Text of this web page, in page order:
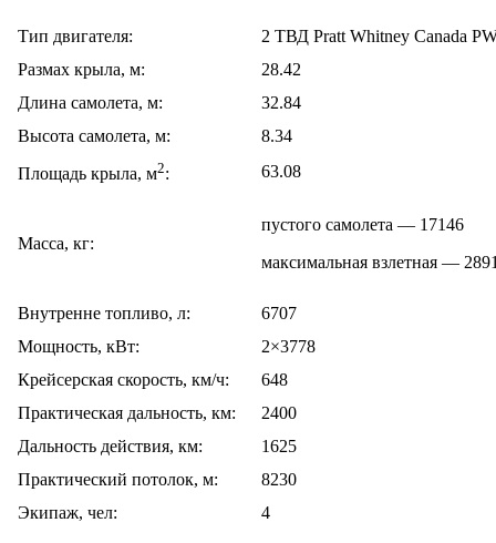
Тип двигателя:
2 ТВД Pratt Whitney Canada
Размах крыла, м:
28.42
Длина самолета, м:
32.84
Высота самолета, м:
8.34
Площадь крыла, м2: 63.08
Масса, кг:
пустого самолета — 17146
максимальная взлетная —
Внутренне топливо, л:
6707
Мощность, кВт:
2×3778
Крейсерская скорость, км/ч:
648
Практическая дальность, км:
2400
Дальность действия, км:
1625
Практический потолок, м:
8230
Экипаж, чел:
4